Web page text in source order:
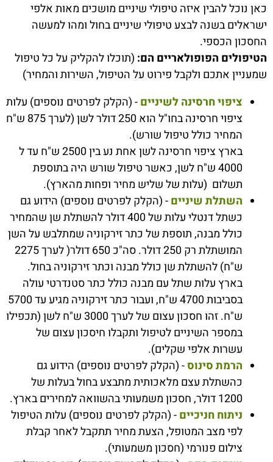
כאן נוכל להבין איזה טיפולי שיניים מושכים מאות אלפי
ישראלים בשנה לבצע טיפולי שיניים בחול ומהו למעשה
החסכון הכספי.
הטיפולים הפופולאריים הם: (תוכלו להקליק על כל טיפול
שמעניין אתכם ולקבל פירוט על הטיפול, השירות והמחיר)
ציפוי חרסינה לשיניים- (הקלק לפרטים נוספים) עלות
ציפוי חרסינה בחו"ל הוא 250 דולר לשן (לערך 875 ש"ח
המחיר כולל טיפול שורש).
בארץ ציפוי חרסינה לשן אחת נע בין 2500 ש"ח עד ל
4000 ש"ח לשן, כאשר טיפול שורש היה בתוספת
תשלום (עלות של שליש מחיר ופחות מהארץ).
השתלת שיניים- (הקלק לפרטים נוספים) הידוע גם
כשתל דנטלי עלות של 400 דולר להשתלת שן שהמחיר
כולל מבנה, תוספת של כתר זירקוניה שמתלבש על השן
המושתלת רק 250 דולר. סה"כ 650 דולר( לערך 2275
ש"ח) להשתלת שן כולל מבנה וכתר זירקוניה בחול.
בארץ עלות שתל עם מבנה כולל כתר סטנדרטי עולה
בסביבות 4700 ש"ח, ועבור כתר זירקוניה מגיע עד 5700
ש"ח. זהו חסכון עצום של לערך 3000 ש"ח לשן (תכפילו
במספר השיניים לטיפול ותקבלו חיסכון עצום של
עשרות אלפי שקלים).
הרמת סינוס- (הקלק לפרטים נוספים) הידוע גם
כהשתלת עצם מלאכותית מתבצע בחול בעלות של
1200 דולר, חסכון משמעותי בהשוואה למחירים בארץ.
ניתוח חניכיים- (הקלק לפרטים נוספים) עלות הטיפול
לפי מצב המטופל, הצעת מחיר תתקבל לאחר קבלת
צילום פנורמי (חסכון משמעותי).